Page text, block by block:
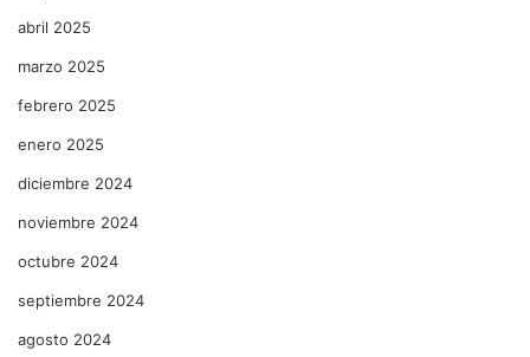
abril 2025
marzo 2025
febrero 2025
enero 2025
diciembre 2024
noviembre 2024
octubre 2024
septiembre 2024
agosto 2024